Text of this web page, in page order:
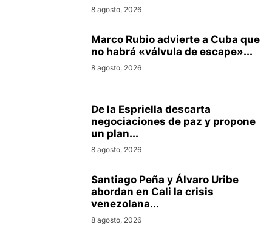
8 agosto, 2026
Marco Rubio advierte a Cuba que
no habrá «válvula de escape»...
8 agosto, 2026
De la Espriella descarta
negociaciones de paz y propone
un plan...
8 agosto, 2026
Santiago Peña y Álvaro Uribe
abordan en Cali la crisis
venezolana...
8 agosto, 2026